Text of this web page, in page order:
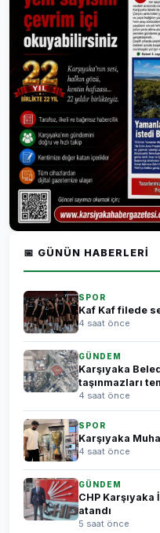
📅 GÜNÜN HABERLERI
SPOR
Kaf Kaf filede
4 saat önce
GÜNDEM
Karşıyaka
taşınmazları
4 saat önce
SPOR
Karşıyaka
4 saat önce
GÜNDEM
CHP Karşıyaka
atandı
5 saat önce